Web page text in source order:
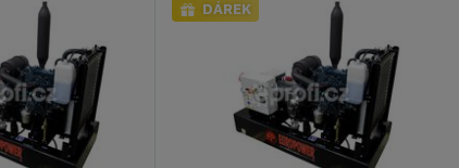
DÁREK